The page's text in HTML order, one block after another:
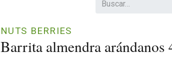
Barrita almendra arándanos
NUTS BERRIES